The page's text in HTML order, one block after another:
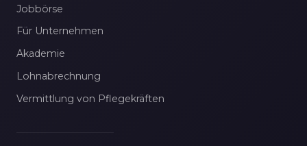
Jobbörse
Für Unternehmen
Akademie
Lohnabrechnung
Vermittlung von Pflegekräften